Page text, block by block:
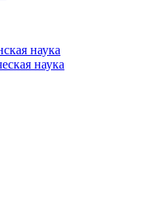
наука
наука